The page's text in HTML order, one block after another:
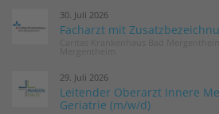
30. Juli 2026
Facharzt mit
29. Juli 2026
Leitender Oberarzt Innere
Geriatrie (m/w/d)